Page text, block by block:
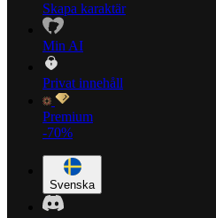
Skapa karaktär
Min AI
Privat innehåll
Premium
-70%
Svenska